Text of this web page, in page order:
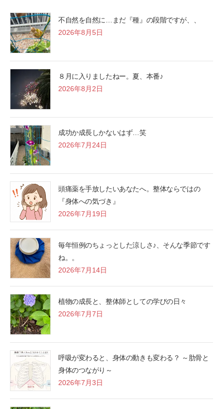
不自然を自然に…まだ『種』の段階ですが、、
2026年8月5日
８月に入りましたねー。夏、本番♪
2026年8月2日
成功か成長しかないはず…笑
2026年7月24日
頭痛薬を手放したいあなたへ。整体ならではの
『身体への気づき』
2026年7月19日
毎年恒例のちょっとした涼しさ♪、そんな季節です
ね。。
2026年7月14日
植物の成長と、整体師としての学びの日々
2026年7月7日
呼吸が変わると、身体の動きも変わる？ ～肋骨と
身体のつながり～
2026年7月3日